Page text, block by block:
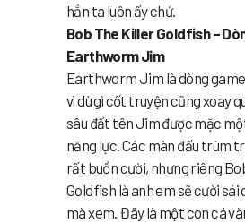
hắn ta luôn ấy chứ.
Bob The Killer Goldfish –
Earthworm Jim
Earthworm Jim là dòng
vì dù gì cốt truyện cũng xoay
sâu đất tên Jim được mặc
năng lực. Các màn đấu trùm
rất buồn cười, nhưng riêng
Goldfish là anh em sẽ cười sái
mà xem. Đây là một con cá